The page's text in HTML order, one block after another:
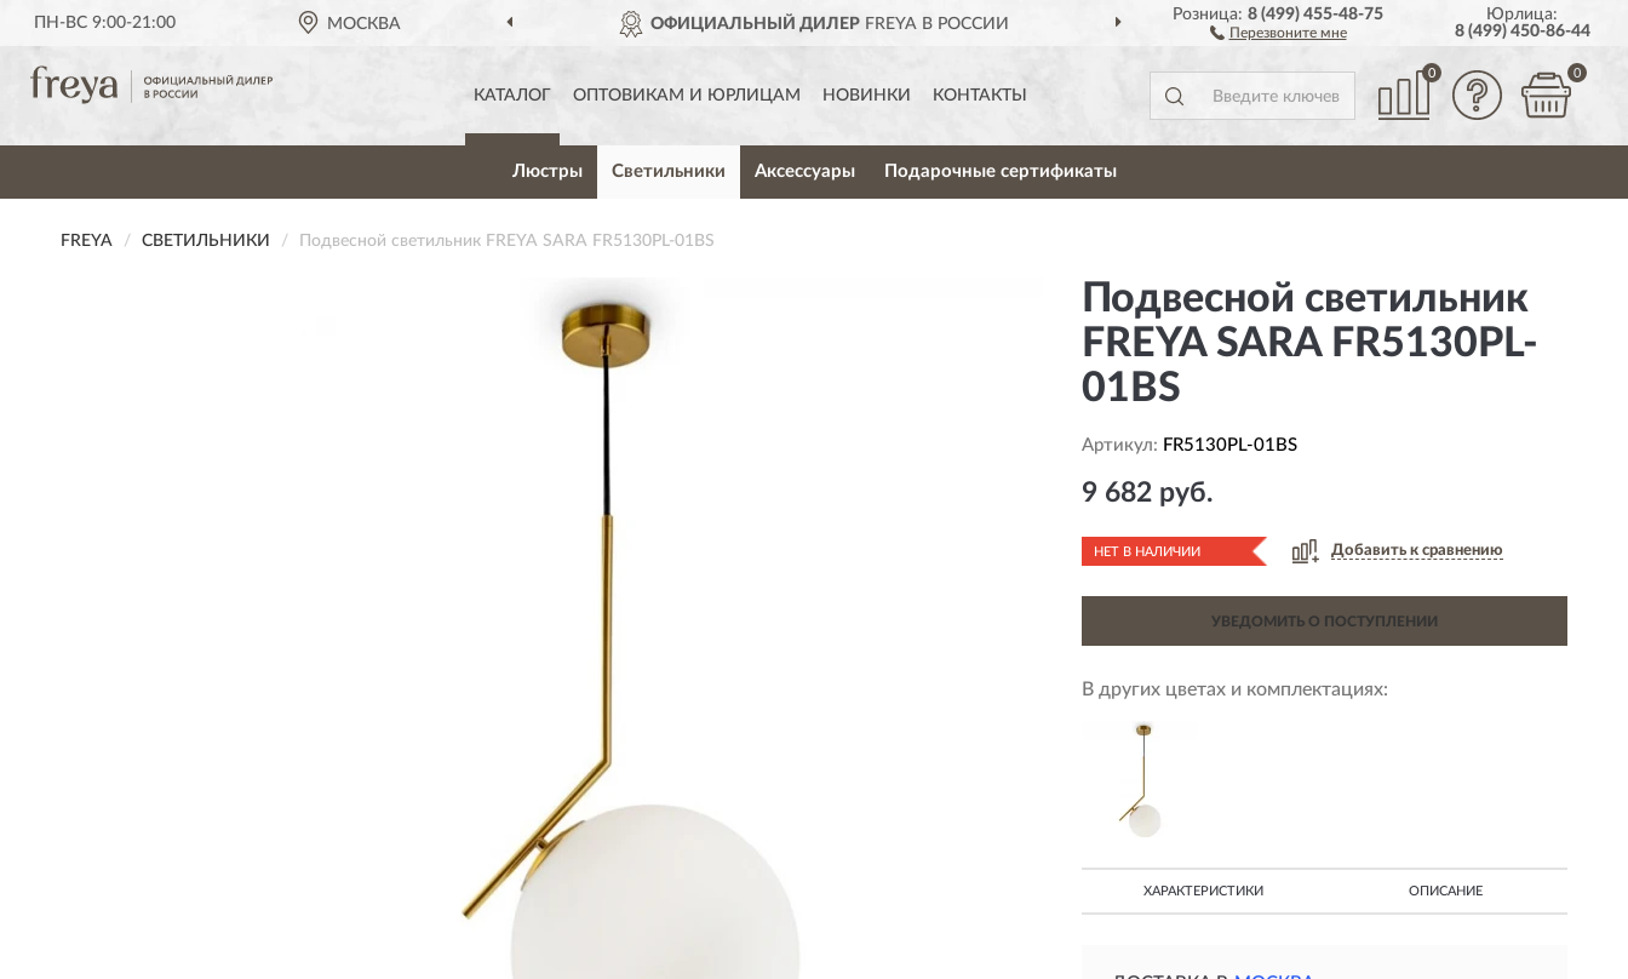
ПН-ВС 9:00-21:00 МОСКВА ОФИЦИАЛЬНЫЙ ДИЛЕРFREYA В РОССИИ ДОСТАВИМ ПО ВСЕЙ РОССИИ
Розница:8 (499) 455-48-75
Перезвоните мне
Юрлица:
8 (499) 450-86-44
КАТАЛОГ ОПТОВИКАМ И ЮРЛИЦАМ НОВИНКИ КОНТАКТЫ
0 0
Люстры Светильники Аксессуары Подарочные сертификаты
FREYA СВЕТИЛЬНИКИ Подвесной светильник FREYA SARA FR5130PL-01BS
Подвесной светильник
FREYA SARA FR5130PL-
01BS
Артикул: FR5130PL-01BS
9 682 руб.
НЕТ В НАЛИЧИИ Добавить к сравнению
УВЕДОМИТЬ О ПОСТУПЛЕНИИ
В других цветах и комплектациях:
ХАРАКТЕРИСТИКИ ОПИСАНИЕ